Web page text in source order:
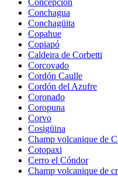
Conchagua
Conchagüita
Copahue
Copiapó
Caldeira de Corbetti
Corcovado
Cordón Caulle
Cordón del Azufre
Coronado
Coropuna
Corvo
Cosigüina
Champ volcanique de
Cotopaxi
Cerro el Cóndor
Champ volcanique de